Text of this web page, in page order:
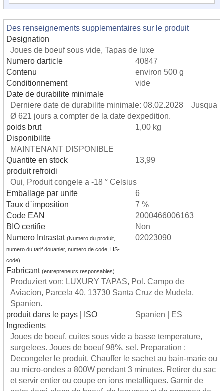
Des renseignements supplementaires sur le produit
Designation
Joues de boeuf sous vide, Tapas de luxe
Numero darticle
40847
Contenu
environ 500 g
Conditionnement
vide
Date de durabilite minimale
Derniere date de durabilite minimale: 08.02.2028 Jusqua
Ø 621 jours a compter de la date dexpedition.
poids brut
1,00 kg
Disponibilite
MAINTENANT DISPONIBLE
Quantite en stock
13,99
produit refroidi
Oui, Produit congele a -18 ° Celsius
Emballage par unite
6
Taux d`imposition
7 %
Code EAN
2000466006163
BIO certifie
Non
Numero Intrastat (Numero du produit,
numero du tarif douanier, numero de code, HS-
code)
02023090
Fabricant (entrepreneurs responsables)
Produziert von: LUXURY TAPAS, Pol. Campo de
Aviacion, Parcela 40, 13730 Santa Cruz de Mudela,
Spanien.
produit dans le pays | ISO
Spanien | ES
Ingredients
Joues de boeuf, cuites sous vide a basse temperature,
surgelees. Joues de boeuf 98%, sel. Preparation :
Decongeler le produit. Chauffer le sachet au bain-marie ou
au micro-ondes a 800W pendant 3 minutes. Retirer du sac
et servir entier ou coupe en ions metalliques. Garnir de